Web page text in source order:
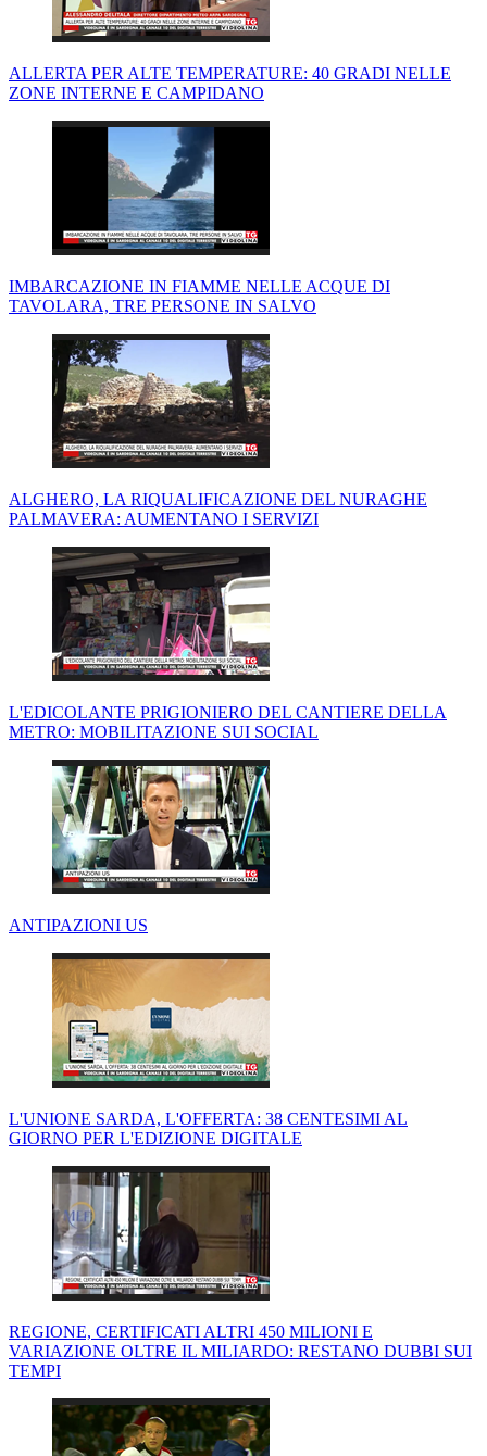
ALLERTA PER ALTE TEMPERATURE: 40 GRADI NELLE
ZONE INTERNE E CAMPIDANO
IMBARCAZIONE IN FIAMME NELLE ACQUE DI
TAVOLARA, TRE PERSONE IN SALVO
ALGHERO, LA RIQUALIFICAZIONE DEL NURAGHE
PALMAVERA: AUMENTANO I SERVIZI
L'EDICOLANTE PRIGIONIERO DEL CANTIERE DELLA
METRO: MOBILITAZIONE SUI SOCIAL
ANTIPAZIONI US
L'UNIONE SARDA, L'OFFERTA: 38 CENTESIMI AL
GIORNO PER L'EDIZIONE DIGITALE
REGIONE, CERTIFICATI ALTRI 450 MILIONI E
VARIAZIONE OLTRE IL MILIARDO: RESTANO DUBBI SUI
TEMPI